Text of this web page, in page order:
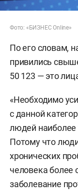
Фото: «БИЗНЕС Online»
По его словам,
привились
50 123 — это
«Необходимо
с данной
людей наиболее
Потому что
хронических
человека более
заболевание